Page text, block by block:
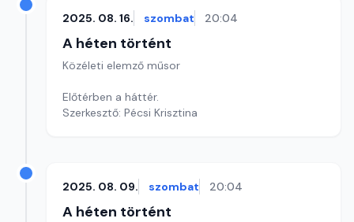
2025. 08. 16. szombat 20:04
A héten történt
Közéleti elemző műsor
Előtérben a háttér.
Szerkesztő: Pécsi Krisztina
2025. 08. 09. szombat 20:04
A héten történt